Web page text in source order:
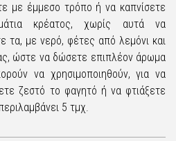
με έμμεσο τρόπο ή να καπνίσετε
κρέατος, χωρίς αυτά να
τα, με νερό, φέτες από λεμόνι και
ώστε να δώσετε επιπλέον άρωμα
να χρησιμοποιηθούν, για να
ζεστό το φαγητό ή να φτιάξετε
5 τμχ.